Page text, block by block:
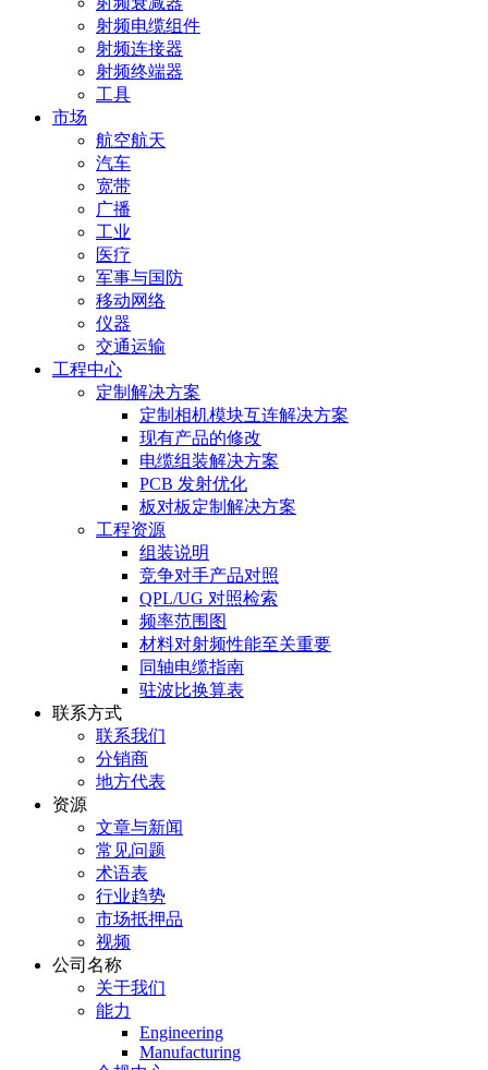
射频电缆组件
射频连接器
射频终端器
工具
市场
航空航天
汽车
宽带
广播
工业
医疗
军事与国防
移动网络
仪器
交通运输
工程中心
定制解决方案
定制相机模块互连解决方案
现有产品的修改
电缆组装解决方案
PCB 发射优化
板对板定制解决方案
工程资源
组装说明
竞争对手产品对照
QPL/UG 对照检索
频率范围图
材料对射频性能至关重要
同轴电缆指南
驻波比换算表
联系方式
联系我们
分销商
地方代表
资源
文章与新闻
常见问题
术语表
行业趋势
市场抵押品
视频
公司名称
关于我们
能力
Engineering
Manufacturing